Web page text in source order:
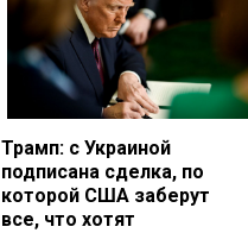
Трамп: с Украиной
подписана сделка, по
которой США заберут
все, что хотят